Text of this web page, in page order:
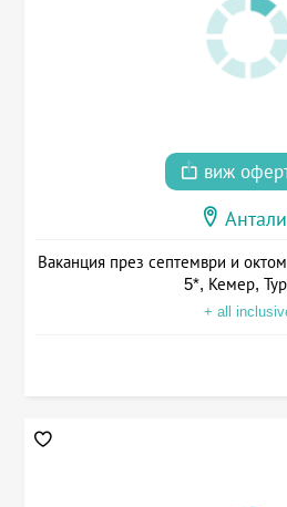
виж
Ваканция през септември и
5*, Кемер,
+ all